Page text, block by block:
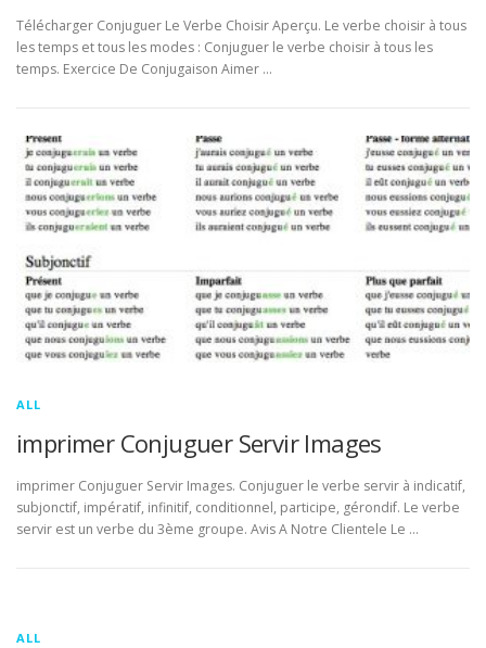
Télécharger Conjuguer Le Verbe Choisir Aperçu. Le verbe choisir à tous
les temps et tous les modes : Conjuguer le verbe choisir à tous les
temps. Exercice De Conjugaison Aimer …
ALL
imprimer Conjuguer Servir Images
imprimer Conjuguer Servir Images. Conjuguer le verbe servir à indicatif,
subjonctif, impératif, infinitif, conditionnel, participe, gérondif. Le verbe
servir est un verbe du 3ème groupe. Avis A Notre Clientele Le …
ALL